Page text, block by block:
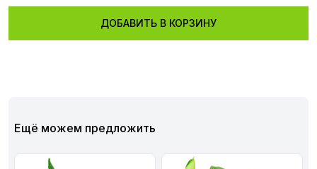
ДОБАВИТЬ В КОРЗИНУ
Ещё можем предложить